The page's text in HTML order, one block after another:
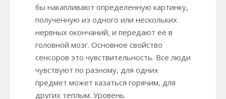
бы накапливают определенную картинку,
полученную из одного или нескольких
нервных окончаний, и передают её в
головной мозг. Основное свойство
сенсоров это чувствительность. Все люди
чувствуют по разному, для одних
предмет может казаться горячим, для
других теплым. Уровень